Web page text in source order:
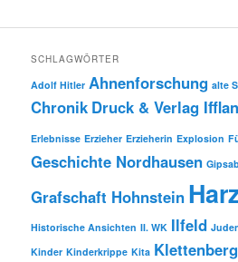
SCHLAGWÖRTER
Adolf Hitler Ahnenforschung alte
Chronik Druck & Verlag
Erlebnisse Erzieher Erzieherin Explosion
Geschichte Nordhausen
Grafschaft Hohnstein
Historische Ansichten II. WK Ilfeld
Kinder Kinderkrippe Kita Klettenberg